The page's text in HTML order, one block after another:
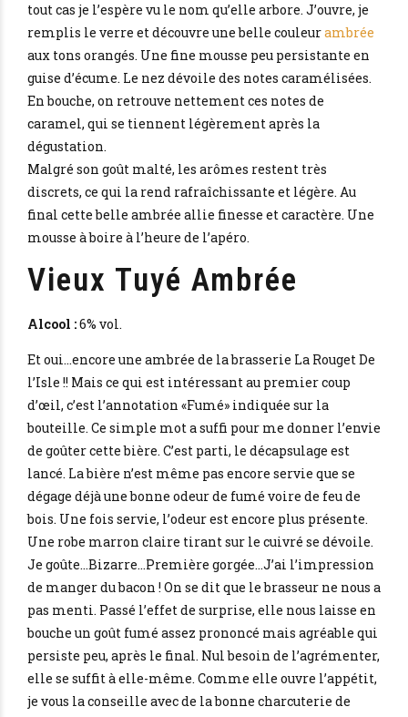
tout cas je l’espère vu le nom qu’elle arbore. J’ouvre, je
remplis le verre et découvre une belle couleurambrée
aux tons orangés. Une fine mousse peu persistante en
guise d’écume. Le nez dévoile des notes caramélisées.
En bouche, on retrouve nettement ces notes de
caramel, qui se tiennent légèrement après la
dégustation.
Malgré son goût malté, les arômes restent très
discrets, ce qui la rend rafraîchissante et légère. Au
final cette belle ambrée allie finesse et caractère. Une
mousse à boire à l’heure de l’apéro.
Vieux Tuyé Ambrée
Alcool :6% vol.
Et oui…encore une ambrée de la brasserie La Rouget De
l’Isle !! Mais ce qui est intéressant au premier coup
d’œil, c’est l’annotation «Fumé» indiquée sur la
bouteille. Ce simple mot a suffi pour me donner l’envie
de goûter cette bière. C’est parti, le décapsulage est
lancé. La bière n’est même pas encore servie que se
dégage déjà une bonne odeur de fumé voire de feu de
bois. Une fois servie, l’odeur est encore plus présente.
Une robe marron claire tirant sur le cuivré se dévoile.
Je goûte…Bizarre…Première gorgée…J’ai l’impression
de manger du bacon ! On se dit que le brasseur ne nous a
pas menti. Passé l’effet de surprise, elle nous laisse en
bouche un goût fumé assez prononcé mais agréable qui
persiste peu, après le final. Nul besoin de l’agrémenter,
elle se suffit à elle-même. Comme elle ouvre l’appétit,
je vous la conseille avec de la bonne charcuterie de